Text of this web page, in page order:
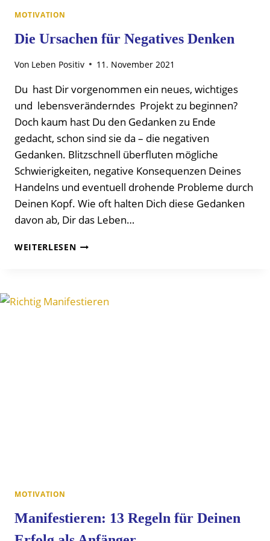
MOTIVATION
Die Ursachen für Negatives Denken
Von Leben Positiv 11. November 2021
Du hast Dir vorgenommen ein neues, wichtiges
und lebensveränderndes Projekt zu beginnen?
Doch kaum hast Du den Gedanken zu Ende
gedacht, schon sind sie da – die negativen
Gedanken. Blitzschnell überfluten mögliche
Schwierigkeiten, negative Konsequenzen Deines
Handelns und eventuell drohende Probleme durch
Deinen Kopf. Wie oft halten Dich diese Gedanken
davon ab, Dir das Leben…
WEITERLESENDIE
DENKEN
MOTIVATION
Manifestieren: 13 Regeln für Deinen